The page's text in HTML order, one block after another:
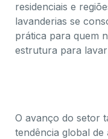
residenciais e
lavanderias se
prática para quem
estrutura para
O avanço do setor
tendência global de